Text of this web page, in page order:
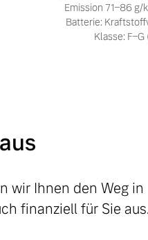
Emission 71–86 g/
Batterie:
Klasse:
wir Ihnen den Weg in
finanziell für Sie